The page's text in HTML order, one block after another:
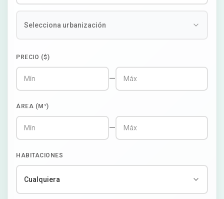
PRECIO ($)
—
ÁREA (M²)
—
HABITACIONES